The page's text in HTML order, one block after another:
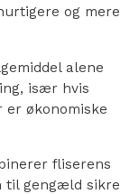
og mere
alene
især hvis
økonomiske
fliserens
til gengæld sikre